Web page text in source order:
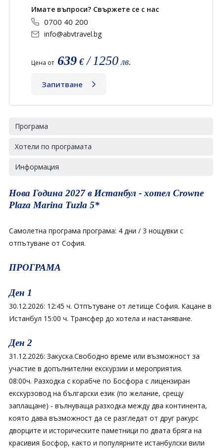
Имате въпроси? Свържете се с нас
0700 40 200
info@abvtravel.bg
Цена от 639 €/1250 лв.
Запитване
Програма
Хотели по програмата
Информация
Нoва Година 2027 в Истанбул - хотел Crowne
Plaza Marina Tuzla 5*
Самолетна програма програма: 4 дни / 3 нощувки с
отпътуване от София.
ПРОГРАМА
Ден 1
30.12.2026: 12:45 ч. Отпътуване от летище София. Кацане в
Истанбул 15:00 ч. Трансфер до хотела и настаняване.
Ден 2
31.12.2026: Закуска.Свободно време или възможност за
участие в допълнителни екскурзии и мероприятия.
08:00ч. Разходка с корабче по Босфора с лицензиран
екскурзовод на български език (по желание, срещу
заплащане) - вълнуваща разходка между два континента,
която дава възможност да се разгледат от друг ракурс
дворците и историческите паметници по двата бряга на
красивия Босфор, както и популярните истанбулски вили